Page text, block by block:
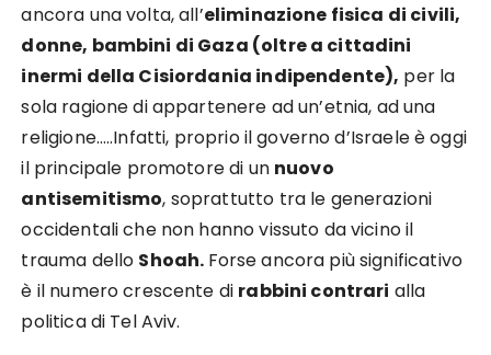
ancora una volta, all’eliminazione fisica di civili,
donne, bambini di Gaza (oltre a cittadini
inermi della Cisiordania indipendente), per la
sola ragione di appartenere ad un’etnia, ad una
religione…..Infatti, proprio il governo d’Israele è oggi
il principale promotore di un nuovo
antisemitismo, soprattutto tra le generazioni
occidentali che non hanno vissuto da vicino il
trauma dello Shoah. Forse ancora più significativo
è il numero crescente di rabbini contrari alla
politica di Tel Aviv.